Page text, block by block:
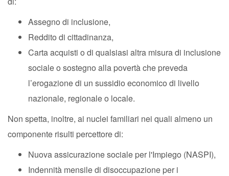
Assegno di inclusione,
Reddito di cittadinanza,
Carta acquisti o di qualsiasi altra misura di inclusione
sociale o sostegno alla povertà che preveda
l’erogazione di un sussidio economico di livello
nazionale, regionale o locale.
Non spetta, inoltre, ai nuclei familiari nei quali almeno un
componente risulti percettore di:
Nuova assicurazione sociale per l'Impiego (NASPI),
Indennità mensile di disoccupazione per i